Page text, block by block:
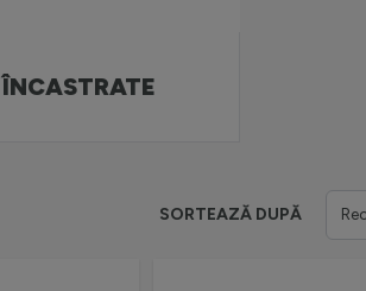
ÎNCASTRATE
SORTEAZĂ DUPĂ